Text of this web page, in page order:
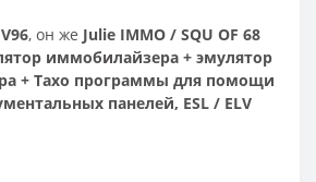
, он же Julie IMMO / SQU OF 68
иммобилайзера + эмулятор
+ Тахо программы для помощи
панелей, ESL / ELV